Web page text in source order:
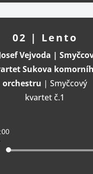
02 | Lento
Vejvoda |
Sukova
orchestru |Smyčcový
kvartet č.1